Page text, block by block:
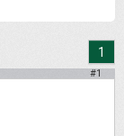
1
#1